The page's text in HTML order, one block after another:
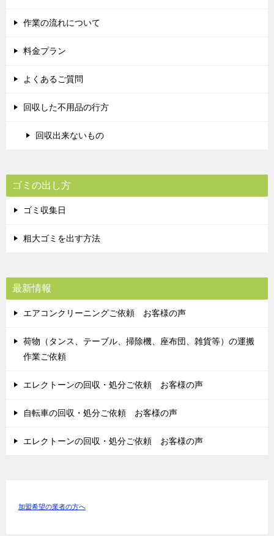
作業の流れについて
料金プラン
よくあるご質問
回収した不用品の行方
回収出来ないもの
ゴミの出し方
ゴミ収集日
粗大ゴミを出す方法
最新情報
エアコンクリーニングご依頼 お客様の声
荷物（タンス、テーブル、掃除機、座布団、雑貨等）の運搬
作業ご依頼
エレクトーンの回収・処分ご依頼 お客様の声
自転車の回収・処分ご依頼 お客様の声
エレクトーンの回収・処分ご依頼 お客様の声
加盟希望の業者の方へ